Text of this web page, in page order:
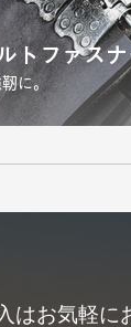
トファスナ
に。
はお気軽に